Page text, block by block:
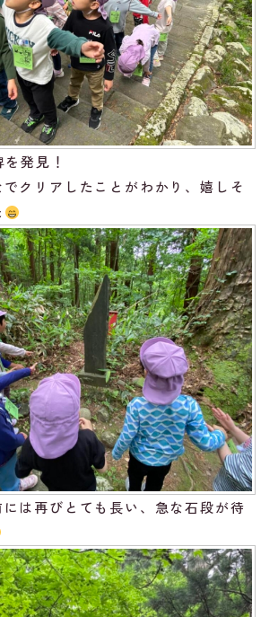
発見！
クリアしたことがわかり、嬉しそ
は再びとても長い、急な石段が待